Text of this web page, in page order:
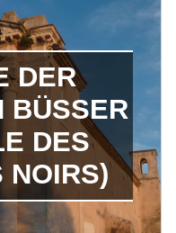
DER
(
DES P